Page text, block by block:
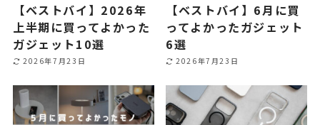
【ベストバイ】2026年
上半期に買ってよかった
ガジェット10選
2026年7月23日
【ベストバイ】6月に買
ってよかったガジェット
6選
2026年7月23日